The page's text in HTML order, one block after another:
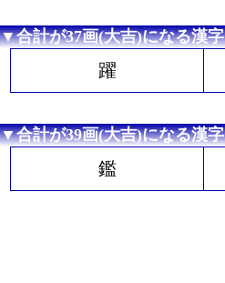
▼合計が37画(大吉)になる漢字
躍
▼合計が39画(大吉)になる漢字
鑑